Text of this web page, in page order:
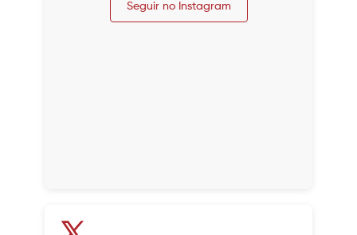
Seguir no Instagram